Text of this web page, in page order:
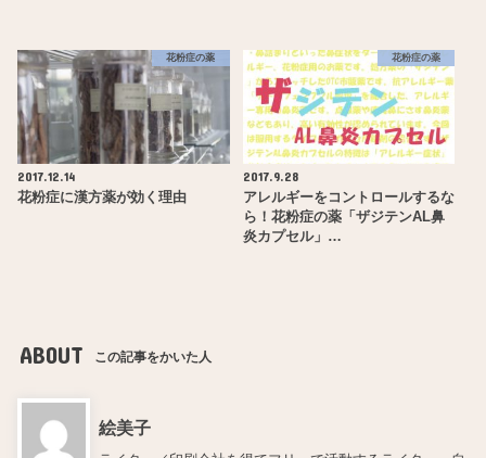
花粉症の薬
2017.12.14
花粉症に漢方薬が効く理由
花粉症の薬
2017.9.28
アレルギーをコントロールするな
ら！花粉症の薬「ザジテンAL鼻
炎カプセル」…
ABOUT この記事をかいた人
絵美子